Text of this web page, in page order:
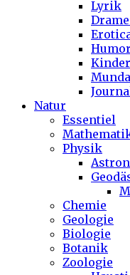
Lyrik
Humor
Natur
Essentiel
Physik
Chemie
Geologie
Biologie
Botanik
Zoologie